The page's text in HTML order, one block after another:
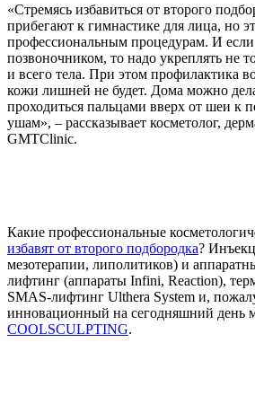
«Стремясь избавиться от второго
прибегают к гимнастике для лица, но
профессиональным процедурам. И
позвоночником, то надо укреплять не
и всего тела. При этом профилактика
кожи лишней не будет. Дома можно
проходиться пальцами вверх от шеи к
ушам», – рассказывает косметолог,
GMTClinic.
Какие профессиональные
избавят от второго подбородка?
мезотерапии, липолитиков) и
лифтинг (аппараты Infini, Reаction),
SMAS-лифтинг Ulthera System и,
инновационный на сегодняшний день
COOLSCULPTING.